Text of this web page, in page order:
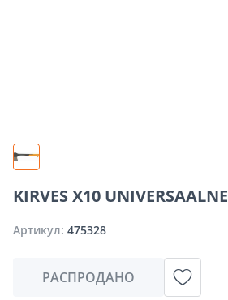
KIRVES X10 UNIVERSAALNE
Артикул: 475328
РАСПРОДАНО